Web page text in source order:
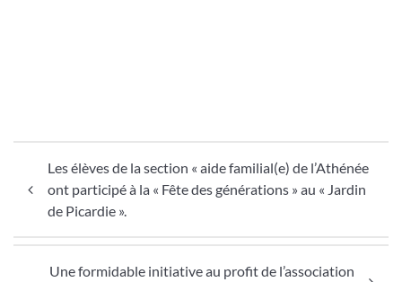
Les élèves de la section « aide familial(e) de l’Athénée
ont participé à la « Fête des générations » au « Jardin
de Picardie ».
Une formidable initiative au profit de l’association